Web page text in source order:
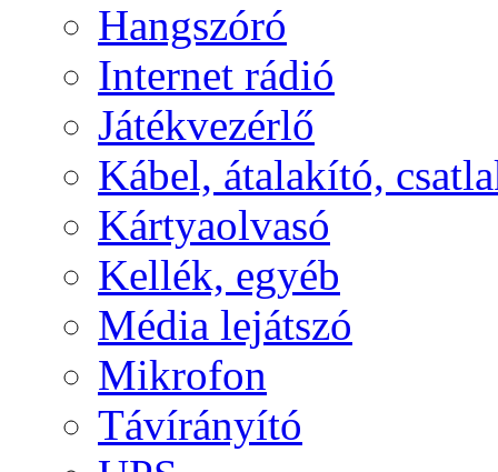
Hangszóró
Internet rádió
Játékvezérlő
Kábel, átalakító,
Kártyaolvasó
Kellék, egyéb
Média lejátszó
Mikrofon
Távírányító